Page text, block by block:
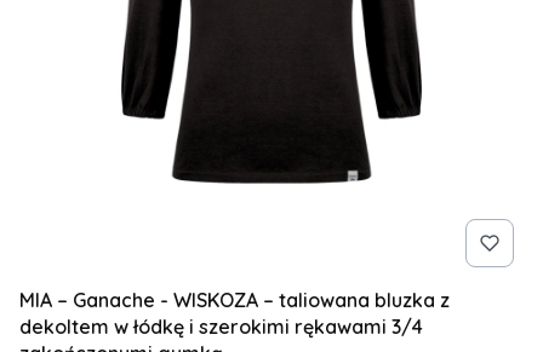
MIA – Ganache - WISKOZA – taliowana bluzka z
dekoltem w łódkę i szerokimi rękawami 3/4